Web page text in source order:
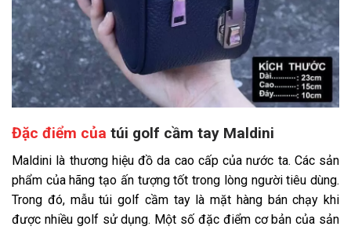
Đặc điểm của túi golf cầm tay Maldini
Maldini là thương hiệu đồ da cao cấp của nước ta. Các sản
phẩm của hãng tạo ấn tượng tốt trong lòng người tiêu dùng.
Trong đó, mẫu túi golf cầm tay là mặt hàng bán chạy khi
được nhiều golf sử dụng. Một số đặc điểm cơ bản của sản